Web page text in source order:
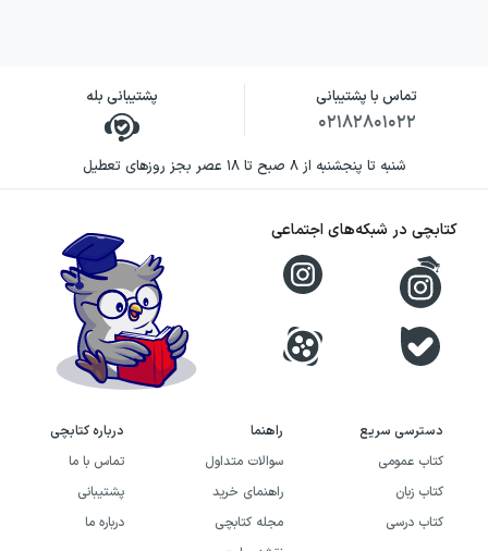
تماس با پشتیبانی
۰۲۱۸۲۸۰۱۰۲۲
پشتیبانی بله
شنبه تا پنجشنبه از ۸ صبح تا ۱۸ عصر بجز روزهای تعطیل
دسترسی سریع
کتاب عمومی
کتاب زبان
کتاب درسی
راهنما
سوالات متداول
راهنمای خرید
مجله کتابچی
درباره کتابچی
تماس با ما
پشتیبانی
درباره ما
کتابچی در شبکه‌های اجتماعی